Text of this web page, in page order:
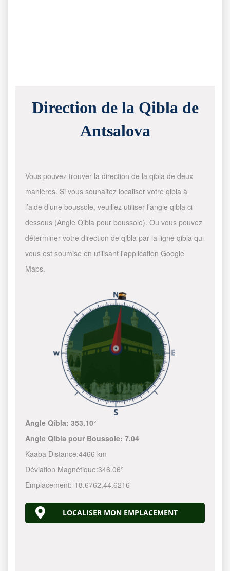
Direction de la Qibla de
Antsalova
Vous pouvez trouver la direction de la qibla de deux
manières. Si vous souhaitez localiser votre qibla à
l’aide d’une boussole, veuillez utiliser l’angle qibla ci-
dessous (Angle Qibla pour boussole). Ou vous pouvez
déterminer votre direction de qibla par la ligne qibla qui
vous est soumise en utilisant l'application Google
Maps.
Angle Qibla:353.10°
Angle Qibla pour Boussole:7.04
Kaaba Distance:4466 km
Déviation Magnétique:346.06°
Emplacement:-18.6762,44.6216
LOCALISER MON EMPLACEMENT